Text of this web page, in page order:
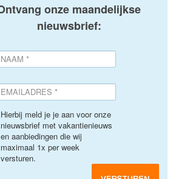
onze maandelijkse
nieuwsbrief:
Hierbij meld je je aan voor onze
nieuwsbrief met vakantienieuws
en aanbiedingen die wij
maximaal 1x per week
versturen.